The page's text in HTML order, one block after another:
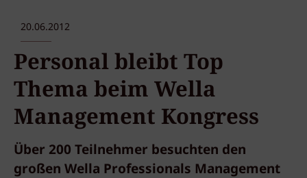
20.06.2012
Personal bleibt Top
Thema beim Wella
Management Kongress
Über 200 Teilnehmer besuchten den
großen Wella Professionals Management